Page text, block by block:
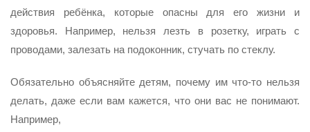
действия ребёнка, которые опасны для его жизни и
здоровья. Например, нельзя лезть в розетку, играть с
проводами, залезать на подоконник, стучать по стеклу.
Обязательно объясняйте детям, почему им что-то нельзя
делать, даже если вам кажется, что они вас не понимают.
Например,